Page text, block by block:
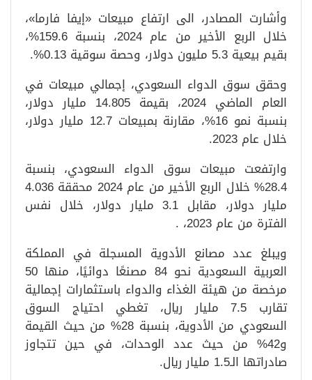
وأشارت المصادر، الى ارتفاع مبيعات «إيفا فارما»،
خلال الربع الأخير من عام 2024، بنسبة 159.6%،
بقيم بيعية 5.3 مليون دولار، وحصة سوقية 0.13%.
وحقق سوق الدواء السعودي، إجمالي مبيعات في
العام الماضي 2024، بقيمة 14.805 مليار دولار،
بنسبة نمو 16%، مقارنة بمبيعات 12.7 مليار دولار،
خلال عام 2023.
وارتفعت مبيعات سوق الدواء السعودي، بنسبة
28.4% خلال الربع الأخير من عام 2024 محققة 4.036
مليار دولار، مقابل 3.1 مليار دولار، خلال نفس
الفترة من عام 2023، .
ويبلغ عدد مصانع الأدوية المسجلة في المملكة
العربية السعودية نحو 84 مصنعًا دوائيًا، منها 50
مرخصة من هيئة الغذاء والدواء باستثمارات إجمالية
تقارب 7.5 مليار ريال، تغطي احتياج السوق
السعودي من الأدوية، بنسبة 28% من حيث القيمة
و42% من حيث عدد الوحدات، في حين تتجاوز
صادراتها الـ1.5 مليار ريال.